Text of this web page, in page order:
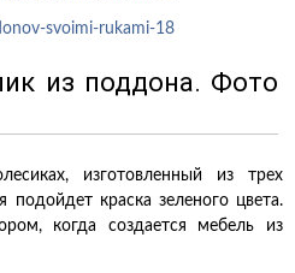
из поддона. Фото
изготовленный из трех
подойдет краска зеленого цвета.
когда создается мебель из